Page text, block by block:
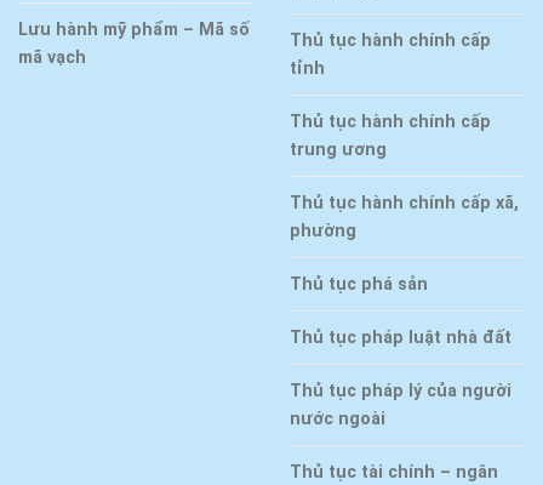
Lưu hành mỹ phẩm – Mã số
mã vạch
Thủ tục hành chính cấp
tỉnh
Thủ tục hành chính cấp
trung ương
Thủ tục hành chính cấp xã,
phường
Thủ tục phá sản
Thủ tục pháp luật nhà đất
Thủ tục pháp lý của người
nước ngoài
Thủ tục tài chính – ngân